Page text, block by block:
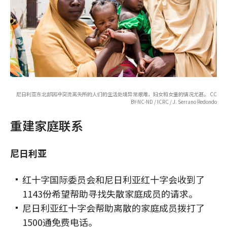
尼日利亚东北部因冲突流离失所的人们的生活处境异常艰难，妇女和女童的情况尤甚。 CC
BY-NC-ND / ICRC / J. Serrano Redondo
重建家庭联系
尼日利亚
红十字国际委员会和尼日利亚红十字会收到了
1143份希望帮助寻找失散家庭成员的请求。
尼日利亚红十字会帮助离散的家庭成员拨打了
1500通免费电话。